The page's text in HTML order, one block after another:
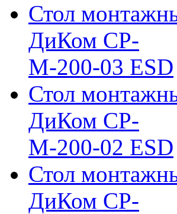
Стол
ДиКом СР-
М-200-03 ESD
Стол
ДиКом СР-
М-200-02 ESD
Стол
ДиКом СР-